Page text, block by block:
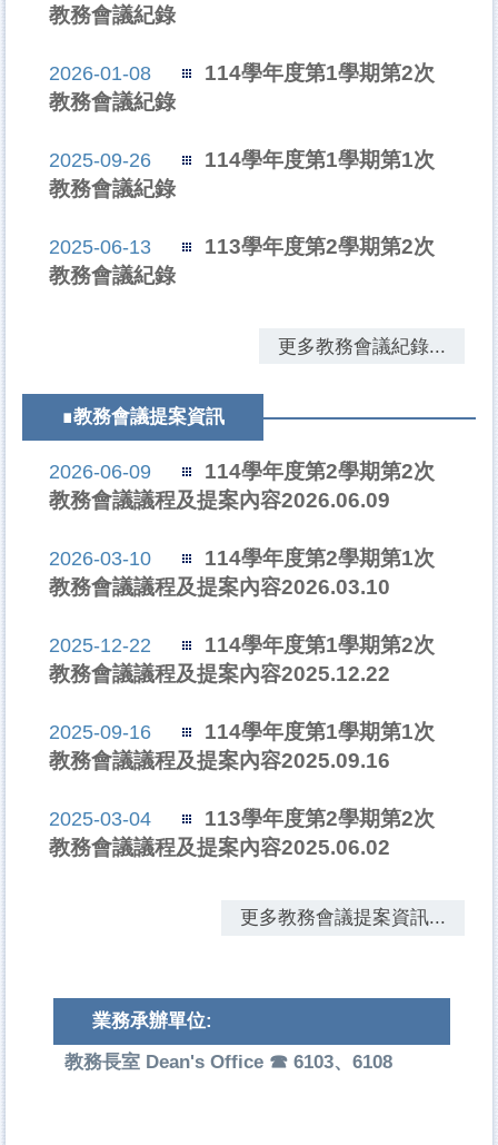
教務會議紀錄
2026-01-08
114學年度第1學期第2次
教務會議紀錄
2025-09-26
114學年度第1學期第1次
教務會議紀錄
2025-06-13
113學年度第2學期第2次
教務會議紀錄
更多教務會議紀錄...
∎教務會議提案資訊
2026-06-09
114學年度第2學期第2次
教務會議議程及提案內容2026.06.09
2026-03-10
114學年度第2學期第1次
教務會議議程及提案內容2026.03.10
2025-12-22
114學年度第1學期第2次
教務會議議程及提案內容2025.12.22
2025-09-16
114學年度第1學期第1次
教務會議議程及提案內容2025.09.16
2025-03-04
113學年度第2學期第2次
教務會議議程及提案內容2025.06.02
更多教務會議提案資訊...
業務承辦單位:
教務長室 Dean's Office ☎ 6103、6108